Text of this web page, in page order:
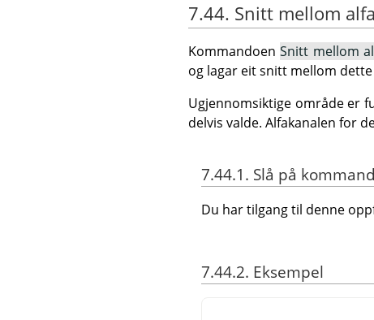
7.44. Snitt mellom
KommandoenSnitt mellom
og lagar eit snitt mellom
Ugjennomsiktige område er
delvis valde. Alfakanalen for
7.44.1. Slå på
Du har tilgang til denne
7.44.2. Eksempel